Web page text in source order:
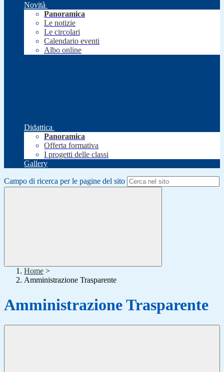
Novità
Panoramica
Le notizie
Le circolari
Calendario eventi
Albo online
Didattica
Panoramica
Offerta formativa
I progetti delle classi
Gallery
Campo di ricerca per le pagine del sito
Home >
Amministrazione Trasparente
Amministrazione Trasparente